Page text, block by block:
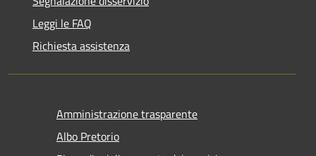
Leggi le FAQ
Richiesta assistenza
Amministrazione trasparente
Albo Pretorio